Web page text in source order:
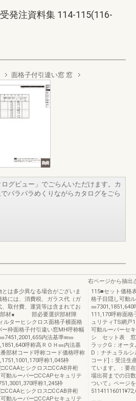
発注資料集 114-115(116-
面格子付引違い窓 窓
グビュー」でごらんいただけます。カ
パラパラめくりながらカタログをごら
は多少異なる場合がございま
には、消費税、ガラス代（ガ
取付費、運賃等は含まれてお
成部材● 部必要選択部材障
ルターヒシクロス面格子横面格
枠面格子付引違い窓MH呼称幅
7451,2001,655内法基準w㎜
呼称高ＲＯＨ㎜内法基
部材コード呼称コード価格呼称
呼称1,045枠
ヒシクロス□CCAB井桁
動ルーバー□CCAPセキュリテ
呼称1,245枠
ヒシクロス□CCAB井桁
動ルーバー□CCAPセキュリテ
右ページから抽出
115■セット価格
格子目隠し可動
㎜7301,1851,640
111,170呼称面格
ュリティTS網戸
可動ルーバーセ
シ セット表 窓
ラックG：オー
D：ナチュラル
コード]：受注生
ています。：要
場出荷までの日
ついて』ページ